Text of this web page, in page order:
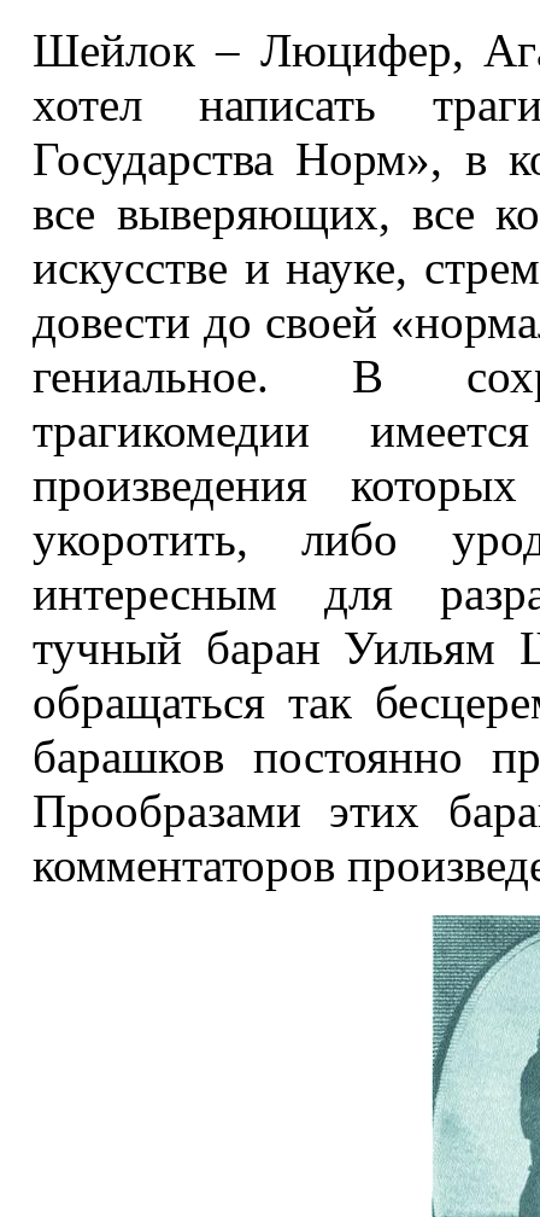
Шейлок – Люцифер,
хотел написать
Государства Норм», в
все выверяющих, все
искусстве и науке,
довести до своей
гениальное. В
трагикомедии
произведения
укоротить, либо
интересным для
тучный баран
обращаться так
барашков постоянно
Прообразами этих
комментаторов